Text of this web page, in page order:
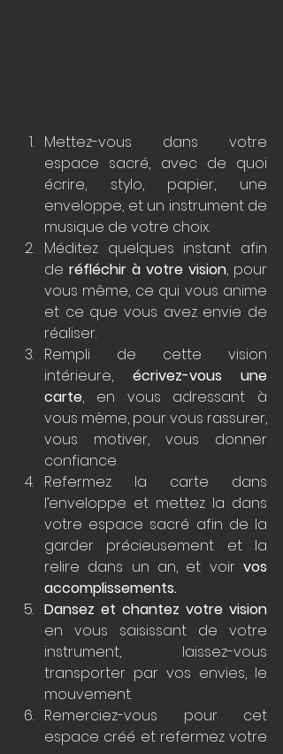
Mettez-vous dans votre
espace sacré, avec de quoi
écrire, stylo, papier, une
enveloppe, et un instrument de
musique de votre choix.
Méditez quelques instant afin
de réfléchir à votre vision, pour
vous même, ce qui vous anime
et ce que vous avez envie de
réaliser.
Rempli de cette vision
intérieure, écrivez-vous une
carte, en vous adressant à
vous même, pour vous rassurer,
vous motiver, vous donner
confiance.
Refermez la carte dans
l’enveloppe et mettez la dans
votre espace sacré afin de la
garder précieusement et la
relire dans un an, et voir vos
accomplissements.
en vous saisissant de votre
instrument, laissez-vous
transporter par vos envies, le
mouvement.
Remerciez-vous pour cet
espace créé et refermez votre